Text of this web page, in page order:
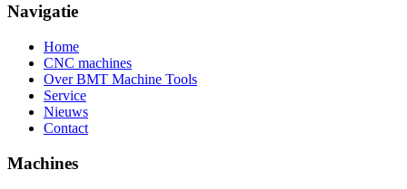
Navigatie
Home
CNC machines
Over BMT Machine Tools
Service
Nieuws
Contact
Machines